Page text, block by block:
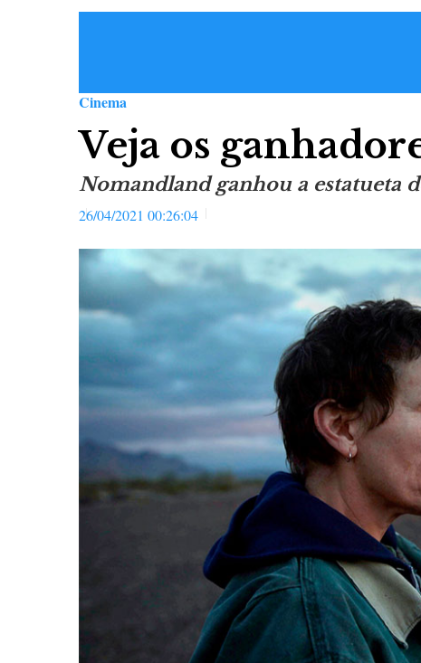
Cinema
Veja os
Nomandland ganhou a estatueta
26/04/2021 00:26:04